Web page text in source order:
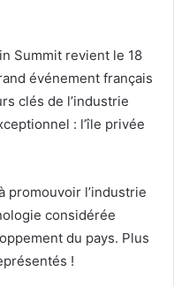
Summit revient le 18
événement français
clés de l’industrie
: l’île privée
promouvoir l’industrie
considérée
du pays. Plus
!